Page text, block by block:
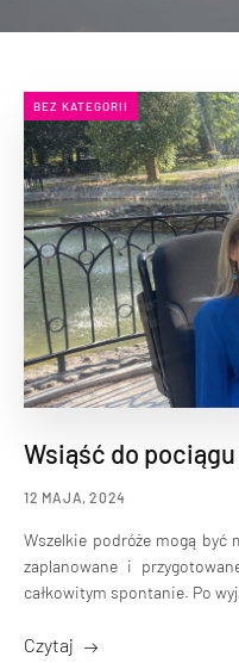
BEZ KATEGORII
Wsiąść do
12 MAJA, 2024
Wszelkie podróże mogą być
zaplanowane i
całkowitym spontanie. Po
Czytaj